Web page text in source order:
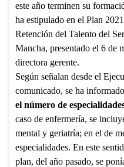
este año terminen su
ha estipulado en el Plan
Retención del Talento del
Mancha, presentado el 6 de
directora gerente.
Según señalan desde el
comunicado, se ha
el número de
caso de enfermería, se
mental y geriatría; en el de
especialidades. En este
plan, del año pasado, se